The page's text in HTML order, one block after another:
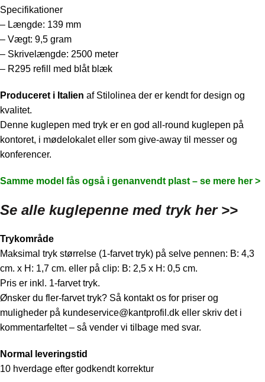
Specifikationer
– Længde: 139 mm
– Vægt: 9,5 gram
– Skrivelængde: 2500 meter
– R295 refill med blåt blæk
Produceret i Italien af Stilolinea der er kendt for design og
kvalitet.
Denne kuglepen med tryk er en god all-round kuglepen på
kontoret, i mødelokalet eller som give-away til messer og
konferencer.
Samme model fås også i genanvendt plast – se mere her >
Se alle kuglepenne med tryk her >>
Trykområde
Maksimal tryk størrelse (1-farvet tryk) på selve pennen: B: 4,3
cm. x H: 1,7 cm. eller på clip: B: 2,5 x H: 0,5 cm.
Pris er inkl. 1-farvet tryk.
Ønsker du fler-farvet tryk? Så kontakt os for priser og
muligheder på kundeservice@kantprofil.dk eller skriv det i
kommentarfeltet – så vender vi tilbage med svar.
Normal leveringstid
10 hverdage efter godkendt korrektur